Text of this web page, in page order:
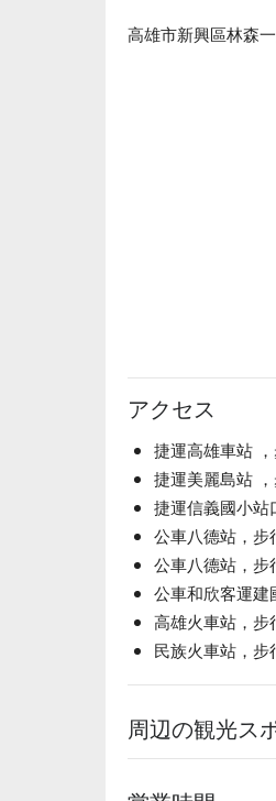
高雄市新興區林森
アクセス
捷運高雄車站
捷運美麗島站
捷運信義國小站
公車八德站，步
公車八德站，步
公車和欣客運建
高雄火車站，步
民族火車站，步
周辺の観光ス